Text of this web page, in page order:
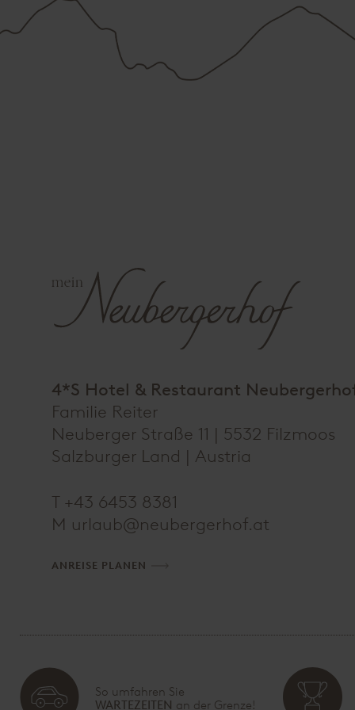
4*S Hotel & Restaurant
Familie Reiter
Neuberger Straße 11 | 5532 Filzmoos
Salzburger Land | Austria
T +43 6453 8381
M ta.fohregrebuen@bualru
ANREISE PLANEN
So umfahren Sie
WARTEZEITEN an der Grenze!